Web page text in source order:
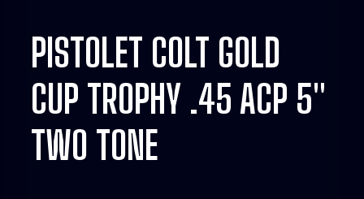
PISTOLET COLT GOLD
CUP TROPHY .45 ACP 5″
TWO TONE